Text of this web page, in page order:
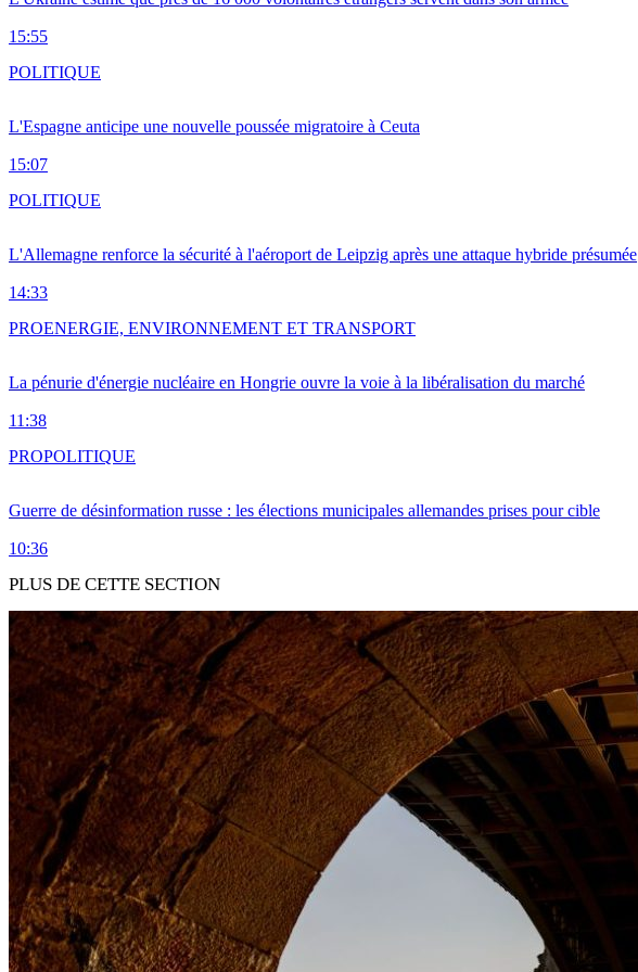
15:55
L'Espagne anticipe une nouvelle poussée migratoire à Ceuta
15:07
POLITIQUE
L'Allemagne renforce la sécurité à l'aéroport de Leipzig après une attaque hybride présumée
14:33
POLITIQUE
La pénurie d'énergie nucléaire en Hongrie ouvre la voie à la libéralisation du marché
11:38
PROENERGIE, ENVIRONNEMENT ET TRANSPORT
Guerre de désinformation russe : les élections municipales allemandes prises pour cible
10:36
PROPOLITIQUE
PLUS DE CETTE SECTION